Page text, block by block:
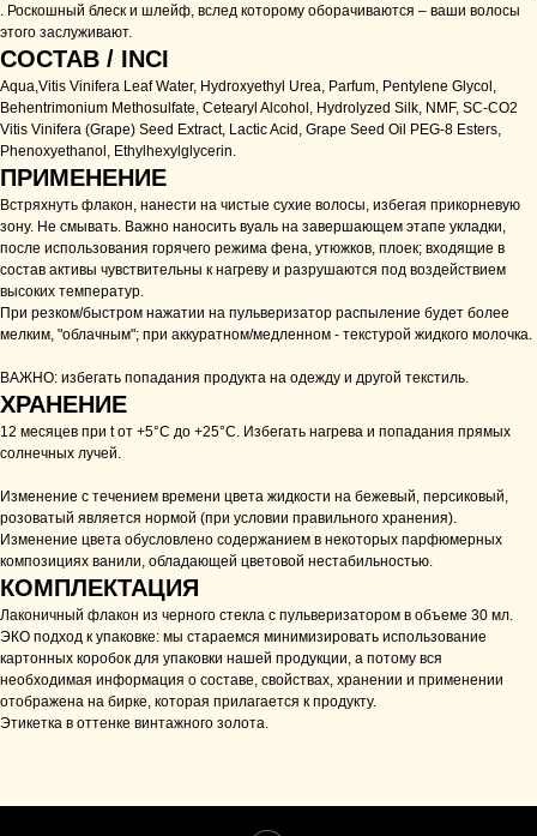
. Роскошный блеск и шлейф, вслед которому оборачиваются – ваши волосы
этого заслуживают.
СОСТАВ / INCI
Aqua,Vitis Vinifera Leaf Water, Hydroxyethyl Urea, Parfum, Pentylene Glycol,
Behentrimonium Methosulfate, Cetearyl Alcohol, Hydrolyzed Silk, NMF, SC-CO2
Vitis Vinifera (Grape) Seed Extract, Lactic Acid, Grape Seed Oil PEG-8 Esters,
Phenoxyethanol, Ethylhexylglycerin.
ПРИМЕНЕНИЕ
Встряхнуть флакон, нанести на чистые сухие волосы, избегая прикорневую
зону. Не смывать. Важно наносить вуаль на завершающем этапе укладки,
после использования горячего режима фена, утюжков, плоек; входящие в
состав активы чувствительны к нагреву и разрушаются под воздействием
высоких температур.
При резком/быстром нажатии на пульверизатор распыление будет более
мелким, "облачным"; при аккуратном/медленном - текстурой жидкого молочка.
ВАЖНО: избегать попадания продукта на одежду и другой текстиль.
ХРАНЕНИЕ
12 месяцев при t от +5°С до +25°С. Избегать нагрева и попадания прямых
солнечных лучей.
Изменение с течением времени цвета жидкости на бежевый, персиковый,
розоватый является нормой (при условии правильного хранения).
Изменение цвета обусловлено содержанием в некоторых парфюмерных
композициях ванили, обладающей цветовой нестабильностью.
КОМПЛЕКТАЦИЯ
Лаконичный флакон из черного стекла с пульверизатором в объеме 30 мл.
ЭКО подход к упаковке: мы стараемся минимизировать использование
картонных коробок для упаковки нашей продукции, а потому вся
необходимая информация о составе, свойствах, хранении и применении
отображена на бирке, которая прилагается к продукту.
Этикетка в оттенке винтажного золота.